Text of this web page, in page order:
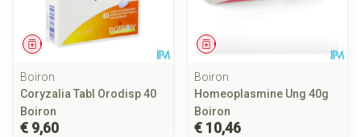
Geneesmiddel
Boiron
Coryzalia Tabl Orodisp 40
Boiron
€ 9,60
Geneesmiddel
Boiron
Homeoplasmine Ung 40g
Boiron
€ 10,46